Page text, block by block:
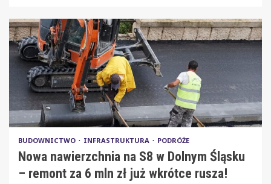
BUDOWNICTWO INFRASTRUKTURA PODRÓŻE
Nowa nawierzchnia na S8 w Dolnym Śląsku
– remont za 6 mln zł już wkrótce rusza!